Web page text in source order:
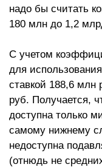
надо бы считать
180 млн до 1,2
С учетом
для
ставкой 188,6
руб. Получается,
доступна только
самому нижнему
недоступна
(отнюдь не